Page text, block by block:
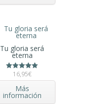
Tu gloria será
eterna
Valorado en
5.00
de 5
16,95€
Más
información